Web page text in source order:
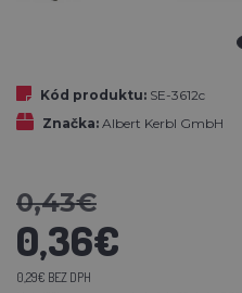
Kód produktu: SE-3612c
Značka: Albert Kerbl GmbH
0,43€
0,36€
0,29€ BEZ DPH